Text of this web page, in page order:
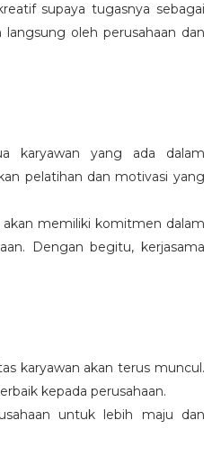
supaya tugasnya sebagai
langsung oleh perusahaan dan
karyawan yang ada dalam
pelatihan dan motivasi yang
memiliki komitmen dalam
Dengan begitu, kerjasama
karyawan akan terus muncul.
kepada perusahaan.
untuk lebih maju dan